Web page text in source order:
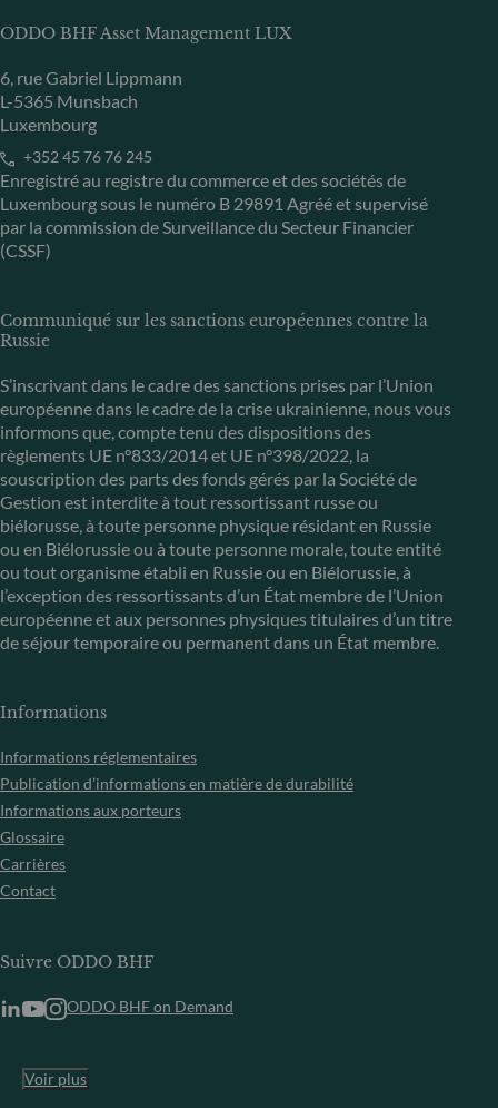
ODDO BHF Asset Management LUX
6, rue Gabriel Lippmann
L-5365 Munsbach
Luxembourg
+352 45 76 76 245
Enregistré au registre du commerce et des sociétés de
Luxembourg sous le numéro B 29891 Agréé et supervisé
par la commission de Surveillance du Secteur Financier
(CSSF)
Communiqué sur les sanctions européennes contre la
Russie
S’inscrivant dans le cadre des sanctions prises par l’Union
européenne dans le cadre de la crise ukrainienne, nous vous
informons que, compte tenu des dispositions des
règlements UE n°833/2014 et UE n°398/2022, la
souscription des parts des fonds gérés par la Société de
Gestion est interdite à tout ressortissant russe ou
biélorusse, à toute personne physique résidant en Russie
ou en Biélorussie ou à toute personne morale, toute entité
ou tout organisme établi en Russie ou en Biélorussie, à
l’exception des ressortissants d’un État membre de l’Union
européenne et aux personnes physiques titulaires d’un titre
de séjour temporaire ou permanent dans un État membre.
Informations
Informations réglementaires
Publication d’informations en matière de durabilité
Informations aux porteurs
Glossaire
Carrières
Contact
Suivre ODDO BHF
ODDO BHF on Demand
Voir plus